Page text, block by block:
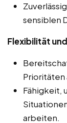
sensiblen
Flexibilität
Prioritäten
Fähigkeit,
arbeiten.